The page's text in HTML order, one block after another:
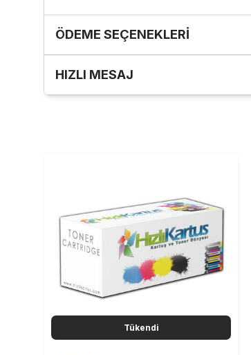
ÖDEME SEÇENEKLERI
HIZLI MESAJ
Tükendi